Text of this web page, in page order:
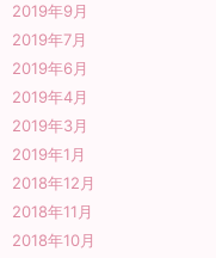
2019年9月
2019年7月
2019年6月
2019年4月
2019年3月
2019年1月
2018年12月
2018年11月
2018年10月